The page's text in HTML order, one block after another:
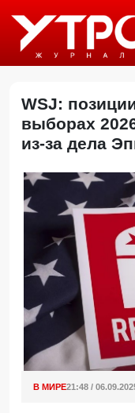
WSJ:
выборах
из-за дела
В МИРЕ21:48 /